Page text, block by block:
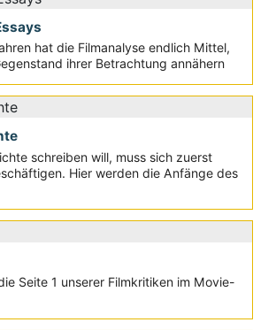
hat die Filmanalyse endlich Mittel,
ihrer Betrachtung annähern
schreiben will, muss sich zuerst
Hier werden die Anfänge des
Seite 1 unserer Filmkritiken im Movie-